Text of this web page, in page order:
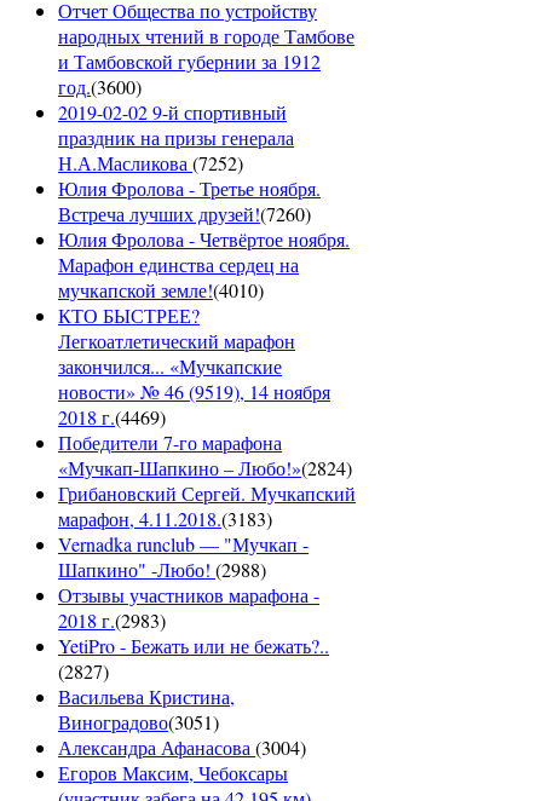
Отчет Общества по устройству
народных чтений в городе Тамбове
и Тамбовской губернии за 1912
год.(3600)
2019-02-02 9-й спортивный
праздник на призы генерала
Н.А.Масликова(7252)
Юлия Фролова - Третье ноября.
Встреча лучших друзей!(7260)
Юлия Фролова - Четвёртое ноября.
Марафон единства сердец на
мучкапской земле!(4010)
КТО БЫСТРЕЕ?
Легкоатлетический марафон
закончился... «Мучкапские
новости» № 46 (9519), 14 ноября
2018 г.(4469)
Победители 7-го марафона
«Мучкап-Шапкино – Любо!»(2824)
Грибановский Сергей. Мучкапский
марафон, 4.11.2018.(3183)
Vernadka runclub — "Мучкап -
Шапкино" -Любо! (2988)
Отзывы участников марафона -
2018 г.(2983)
YetiPro - Бежать или не бежать?..
(2827)
Васильева Кристина,
Виноградово(3051)
Александра Афанасова(3004)
Егоров Максим, Чебоксары